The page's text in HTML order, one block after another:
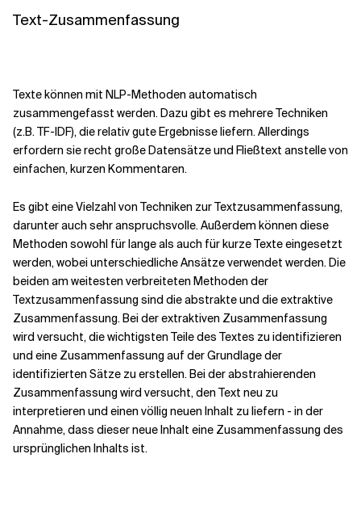
Text-Zusammenfassung
Texte können mit NLP-Methoden automatisch
zusammengefasst werden. Dazu gibt es mehrere Techniken
(z.B. TF-IDF), die relativ gute Ergebnisse liefern. Allerdings
erfordern sie recht große Datensätze und Fließtext anstelle von
einfachen, kurzen Kommentaren.
Es gibt eine Vielzahl von Techniken zur Textzusammenfassung,
darunter auch sehr anspruchsvolle. Außerdem können diese
Methoden sowohl für lange als auch für kurze Texte eingesetzt
werden, wobei unterschiedliche Ansätze verwendet werden. Die
beiden am weitesten verbreiteten Methoden der
Textzusammenfassung sind die abstrakte und die extraktive
Zusammenfassung. Bei der extraktiven Zusammenfassung
wird versucht, die wichtigsten Teile des Textes zu identifizieren
und eine Zusammenfassung auf der Grundlage der
identifizierten Sätze zu erstellen. Bei der abstrahierenden
Zusammenfassung wird versucht, den Text neu zu
interpretieren und einen völlig neuen Inhalt zu liefern - in der
Annahme, dass dieser neue Inhalt eine Zusammenfassung des
ursprünglichen Inhalts ist.